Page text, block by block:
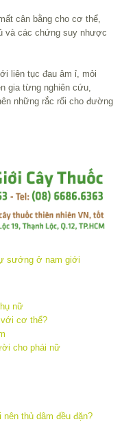
cân bằng cho cơ thể,
và các chứng suy nhược
liên tục đau âm ỉ, mỏi
gia từng nghiên cứu,
những rắc rối cho đường
nữ
với cơ thể?
cho phái nữ
thủ dâm đều đặn?